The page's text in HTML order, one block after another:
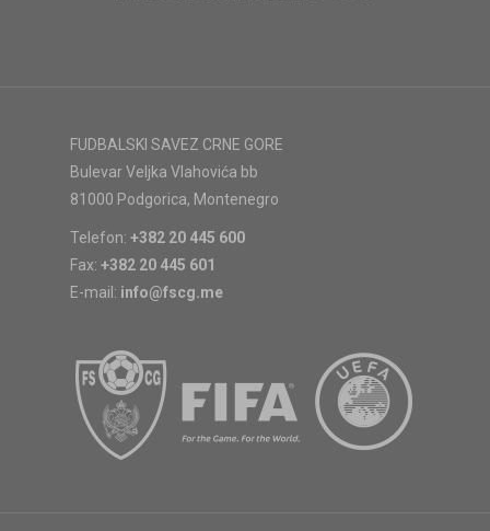
FUDBALSKI SAVEZ CRNE GORE
Bulevar Veljka Vlahovića bb
81000 Podgorica, Montenegro
Telefon: +382 20 445 600
Fax: +382 20 445 601
E-mail: info@fscg.me